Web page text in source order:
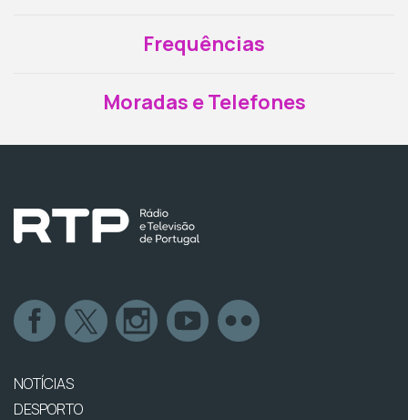
Frequências
Moradas e Telefones
NOTÍCIAS
DESPORTO